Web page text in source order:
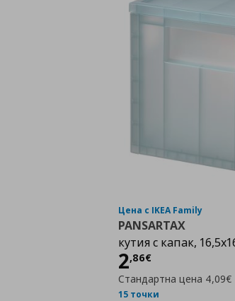
Цена с IKEA Family
PANSARTAX
кутия с капак,
2,86€
Цена
Стандартна цена 4,09€
15 точки